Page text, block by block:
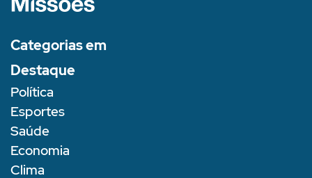
Categorias em
Destaque
Política
Esportes
Saúde
Economia
Clima